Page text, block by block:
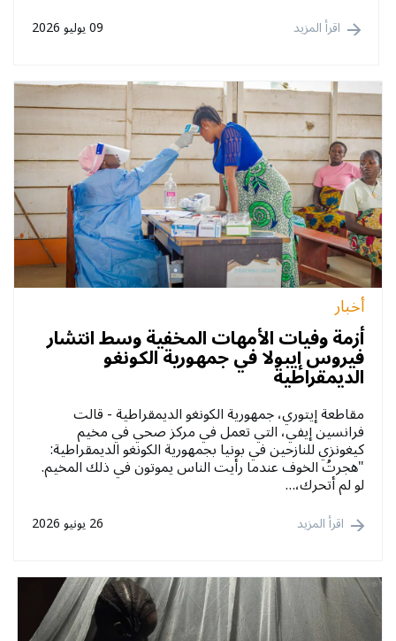
09 يوليو 2026 اقرأ المزيد
أخبار
أزمة وفيات الأمهات المخفية وسط انتشار
فيروس إيبولا في جمهورية الكونغو
الديمقراطية
مقاطعة إيتوري، جمهورية الكونغو الديمقراطية - قالت
فرانسين إيفي، التي تعمل في مركز صحي في مخيم
كيغونزي للنازحين في بونيا بجمهورية الكونغو الديمقراطية:
"هجرتُ الخوف عندما رأيت الناس يموتون في ذلك المخيم.
لو لم أتحرك،…
26 يونيو 2026 اقرأ المزيد